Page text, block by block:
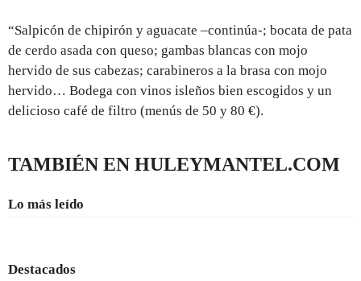
“Salpicón de chipirón y aguacate –continúa-; bocata de pata
de cerdo asada con queso; gambas blancas con mojo
hervido de sus cabezas; carabineros a la brasa con mojo
hervido… Bodega con vinos isleños bien escogidos y un
delicioso café de filtro (menús de 50 y 80 €).
TAMBIÉN EN HULEYMANTEL.COM
Lo más leído
Destacados